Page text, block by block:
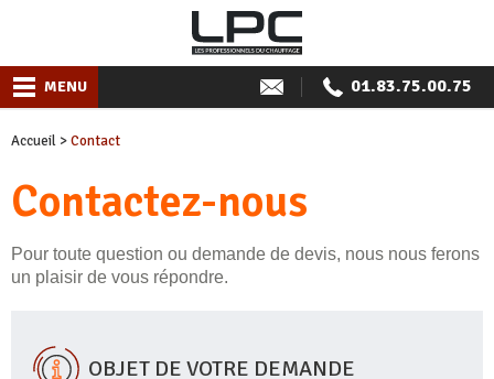
MENU 01.83.75.00.75
Accueil >Contact
Contactez-nous
Pour toute question ou demande de devis, nous nous ferons
un plaisir de vous répondre.
OBJET DE VOTRE DEMANDE